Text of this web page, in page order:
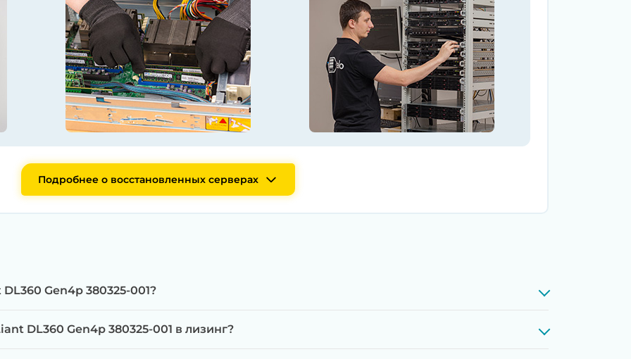
Подробнее о восстановленных серверах
на специализированном оборудовании с проверкой памяти, процессоров,
Gen4p 380325-001?
DL360 Gen4p 380325-001 в лизинг?